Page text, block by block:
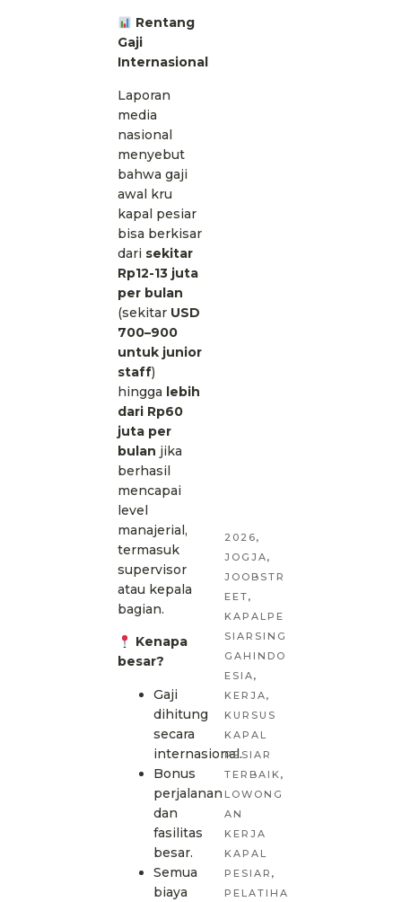
Rentang
Gaji
Internasional
Laporan
media
nasional
menyebut
bahwa gaji
awal kru
kapal pesiar
bisa berkisar
dari sekitar
Rp12-13 juta
per bulan
(sekitar USD
700–900
untuk junior
staff)
hingga lebih
dari Rp60
juta per
bulan jika
berhasil
mencapai
level
manajerial,
termasuk
supervisor
atau kepala
bagian.
Kenapa
besar?
Gaji
dihitung
secara
internasional.
Bonus
perjalanan
dan
fasilitas
besar.
Semua
biaya
2026,
JOGJA,
JOOBSTR
EET,
KAPALPE
SIARSING
GAHINDO
ESIA,
KERJA,
KURSUS
KAPAL
PESIAR
TERBAIK ,
LOWONG
AN
KERJA
KAPAL
PESIAR ,
PELATIHA